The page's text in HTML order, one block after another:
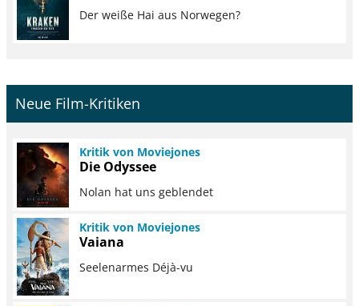
Der weiße Hai aus Norwegen?
Neue Film-Kritiken
Kritik von Moviejones
Die Odyssee
Nolan hat uns geblendet
Kritik von Moviejones
Vaiana
Seelenarmes Déjà-vu